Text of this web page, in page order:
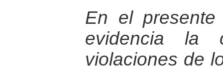
En el
evidencia la
violaciones de